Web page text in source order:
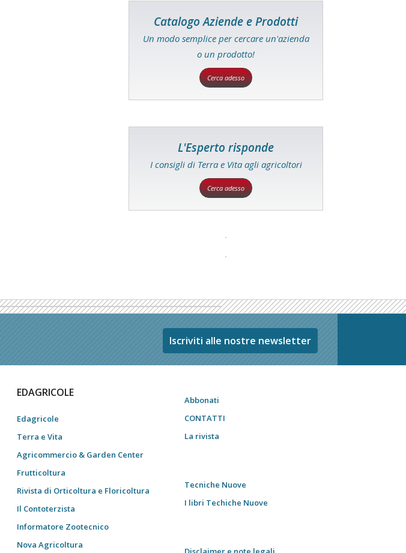
Catalogo Aziende e Prodotti
Un modo semplice per cercare un'azienda
o un prodotto!
Cerca adesso
L'Esperto risponde
I consigli di Terra e Vita agli agricoltori
Cerca adesso
Iscriviti alle nostre newsletter
EDAGRICOLE
Edagricole
Terra e Vita
Agricommercio & Garden Center
Frutticoltura
Rivista di Orticoltura e Floricoltura
Il Contoterzista
Informatore Zootecnico
Nova Agricoltura
Abbonati
CONTATTI
La rivista
Tecniche Nuove
I libri Techiche Nuove